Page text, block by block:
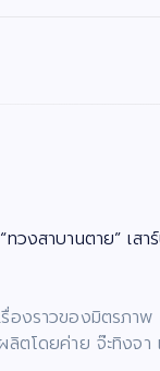
วงสาบานตาย” เส
องราวของมิตรภา
โดยค่าย จ๊ะทิงจา